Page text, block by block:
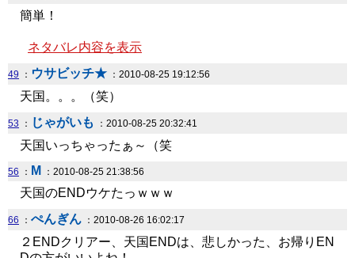
簡単！
ネタバレ内容を表示
49 ： ウサビッチ★ ：2010-08-25 19:12:56
天国。。。（笑）
53 ： じゃがいも ：2010-08-25 20:32:41
天国いっちゃったぁ～（笑
56 ： M ：2010-08-25 21:38:56
天国のENDウケたっｗｗｗ
66 ： ぺんぎん ：2010-08-26 16:02:17
２ENDクリアー、天国ENDは、悲しかった、お帰りEN